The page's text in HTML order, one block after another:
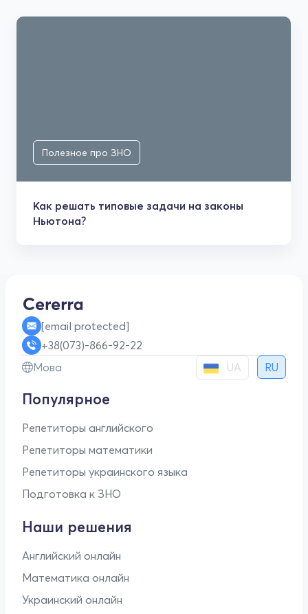
Полезное про ЗНО
Как решать типовые задачи на законы
Ньютона?
[email protected]
+38(073)-866-92-22
Мова
UA RU
Популярное
Репетиторы английского
Репетиторы математики
Репетиторы украинского языка
Подготовка к ЗНО
Наши решения
Английский онлайн
Математика онлайн
Украинский онлайн